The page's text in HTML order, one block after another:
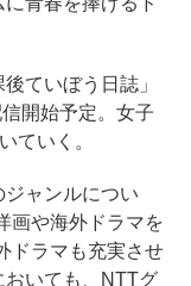
ていぼう日誌」
開始予定。女子
ていく。
ャンルについ
画や海外ドラマを
ドラマも充実させ
おいても、NTTグ